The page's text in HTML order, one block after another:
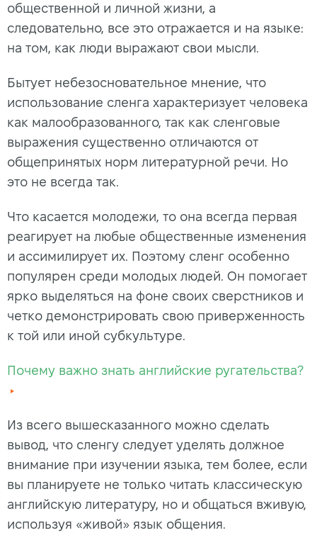
общественной и личной жизни, а
следовательно, все это отражается и на языке:
на том, как люди выражают свои мысли.
Бытует небезосновательное мнение, что
использование сленга характеризует человека
как малообразованного, так как сленговые
выражения существенно отличаются от
общепринятых норм литературной речи. Но
это не всегда так.
Что касается молодежи, то она всегда первая
реагирует на любые общественные изменения
и ассимилирует их. Поэтому сленг особенно
популярен среди молодых людей. Он помогает
ярко выделяться на фоне своих сверстников и
четко демонстрировать свою приверженность
к той или иной субкультуре.
Почему важно знать английские ругательства?
Из всего вышесказанного можно сделать
вывод, что сленгу следует уделять должное
внимание при изучении языка, тем более, если
вы планируете не только читать классическую
английскую литературу, но и общаться вживую,
используя «живой» язык общения.